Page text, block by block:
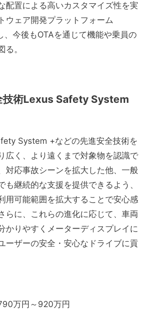
配置による高いカスタマイズ性を実
ウェア開発プラットフォーム
、今後もOTAを通じて機能や乗員の
。
技術Lexus Safety System
System +などの先進安全技術を
広く、より遠くまで対象物を認識で
対応事故シーンを拡大した他、一般
も継続的な支援を提供できるよう、
用可能範囲を拡大することで安心感
らに、これらの進化に応じて、車両
かりやすくメーターディスプレイに
ーザーの安全・安心なドライブに貢
万円～920万円